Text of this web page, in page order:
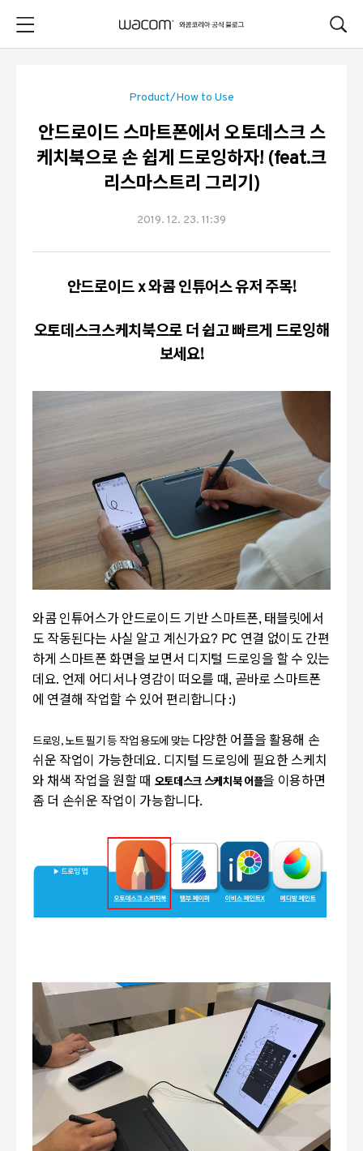
Product/How to Use
안드로이드 스마트폰에서 오토데스크 스
케치북으로 손 쉽게 드로잉하자! (feat.크
리스마스트리 그리기)
2019. 12. 23. 11:39
안드로이드 x 와콤 인튜어스 유저 주목!
오토데스크스케치북으로 더 쉽고 빠르게 드로잉해
보세요!
와콤 인튜어스가 안드로이드 기반 스마트폰, 태블릿에서
도 작동된다는 사실 알고 계신가요? PC 연결 없이도 간편
하게 스마트폰 화면을 보면서 디지털 드로잉을 할 수 있는
데요. 언제 어디서나 영감이 떠오를 때, 곧바로 스마트폰
에 연결해 작업할 수 있어 편리합니다 :)
드로잉, 노트 필기 등 작업 용도에 맞는 다양한 어플을 활용해 손
쉬운 작업이 가능한데요. 디지털 드로잉에 필요한 스케치
와 채색 작업을 원할 때 오토데스크 스케치북 어플을 이용하면
좀 더 손쉬운 작업이 가능합니다.